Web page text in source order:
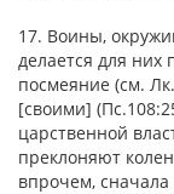
17. Воины,
делается для них
посмеяние (см.
[своими]
царственной
преклоняют
впрочем,